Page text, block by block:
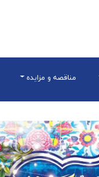
مناقصه و مزایده